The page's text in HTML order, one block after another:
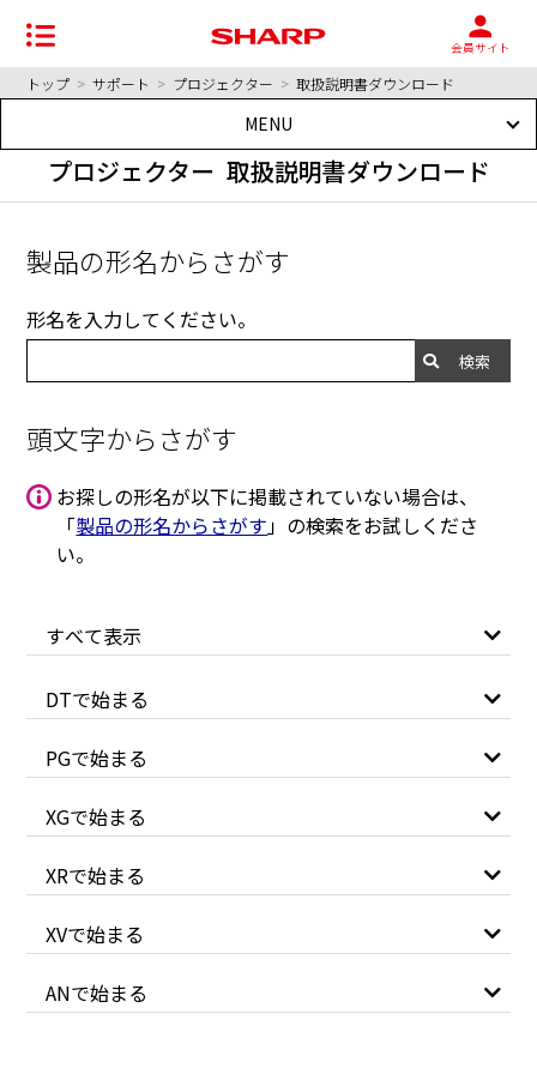
会員サイト
トップ > サポート > プロジェクター > 取扱説明書ダウンロード
プロジェクター 取扱説明書ダウンロード
MENU
製品の形名からさがす
形名を入力してください。
検索
頭文字からさがす
お探しの形名が以下に掲載されていない場合は、
「製品の形名からさがす」の検索をお試しくださ
い。
すべて表示
DTで始まる
PGで始まる
XGで始まる
XRで始まる
XVで始まる
ANで始まる